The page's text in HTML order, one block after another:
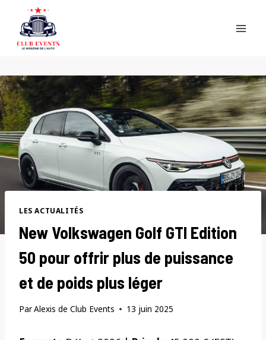
content
LES ACTUALITÉS
New Volkswagen Golf GTI Edition
50 pour offrir plus de puissance
et de poids plus léger
ParAlexis de Club Events 13 juin 2025